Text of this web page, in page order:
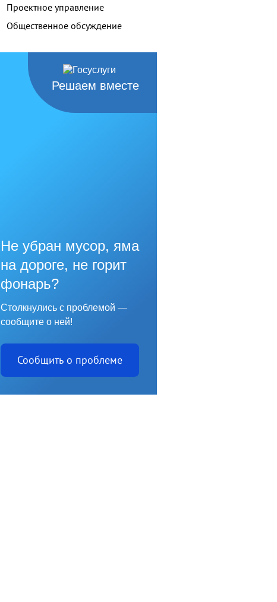
Проектное управление
Общественное обсуждение
Решаем вместе
Не убран мусор, яма
на дороге, не горит
фонарь?
Столкнулись с проблемой —
сообщите о ней!
Сообщить о проблеме